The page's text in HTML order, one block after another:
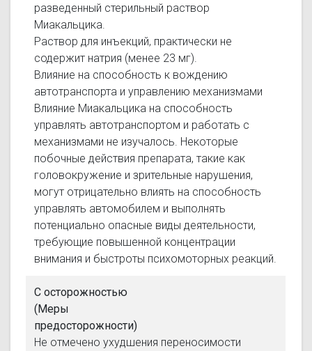
разведенный стерильный раствор
Миакальцика.
Раствор для инъекций, практически не
содержит натрия (менее 23 мг).
Влияние на способность к вождению
автотранспорта и управлению механизмами
Влияние Миакальцика на способность
управлять автотранспортом и работать с
механизмами не изучалось. Некоторые
побочные действия препарата, такие как
головокружение и зрительные нарушения,
могут отрицательно влиять на способность
управлять автомобилем и выполнять
потенциально опасные виды деятельности,
требующие повышенной концентрации
внимания и быстроты психомоторных реакций.
С осторожностью
(Меры
предосторожности)
Не отмечено ухудшения переносимости